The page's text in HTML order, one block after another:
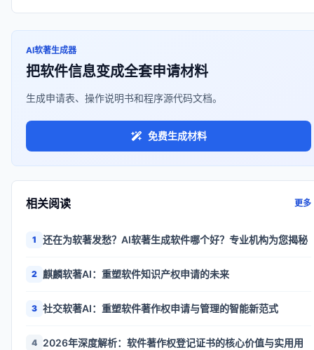
AI软著生成器
把软件信息变成全套申请材料
生成申请表、操作说明书和程序源代码文档。
免费生成材料
相关阅读 更多
1 还在为软著发愁？AI软著生成软件哪个好？专业机构为您揭秘
2 麒麟软著AI：重塑软件知识产权申请的未来
3 社交软著AI：重塑软件著作权申请与管理的智能新范式
4 2026年深度解析：软件著作权登记证书的核心价值与实用用